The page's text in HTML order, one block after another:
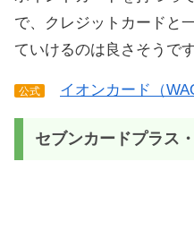
で、クレジットカードと
ていけるのは良さそうです
公式 イオンカード（
セブンカードプラス